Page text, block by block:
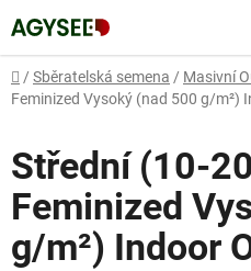
na
obsah
Domů
/ Sběratelská semena / Masivní
Feminized Vysoký (nad 500 g/m²)
Střední (10-
Feminized
g/m²) Indoor